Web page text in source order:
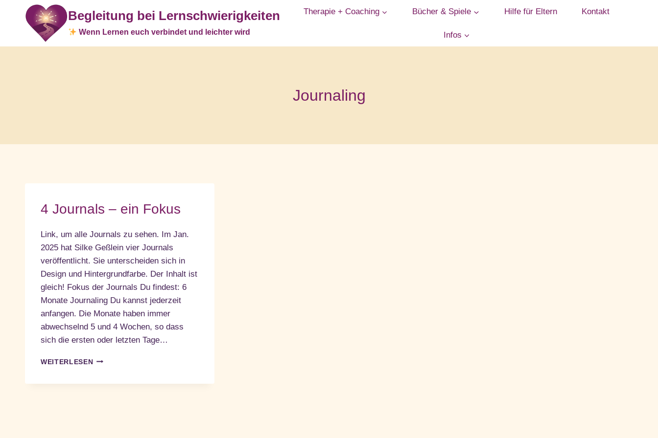
Begleitung bei Lernschwierigkeiten
Wenn Lernen euch verbindet und leichter wird
Therapie + Coaching Bücher & Spiele Hilfe für Eltern Kontakt
Infos
Journaling
4 Journals – ein Fokus
Link, um alle Journals zu sehen. Im Jan.
2025 hat Silke Geßlein vier Journals
veröffentlicht. Sie unterscheiden sich in
Design und Hintergrundfarbe. Der Inhalt ist
gleich! Fokus der Journals Du findest: 6
Monate Journaling Du kannst jederzeit
anfangen. Die Monate haben immer
abwechselnd 5 und 4 Wochen, so dass
sich die ersten oder letzten Tage…
WEITERLESEN4